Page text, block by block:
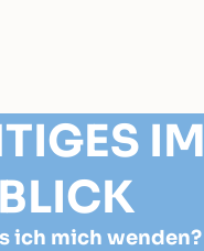
IM
ich mich wenden?